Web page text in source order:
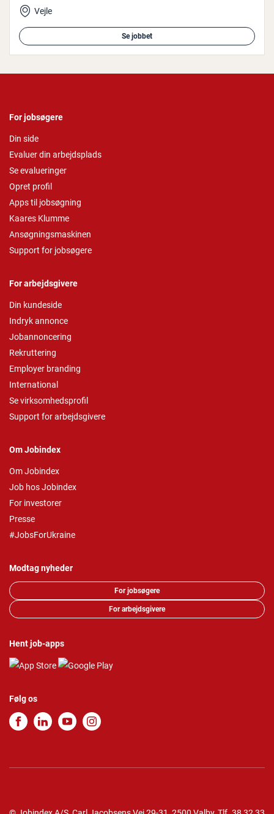
Vejle
Se jobbet
For jobsøgere
Din side
Evaluer din arbejdsplads
Se evalueringer
Opret profil
Apps til jobsøgning
Kaares Klumme
Ansøgningsmaskinen
Support for jobsøgere
For arbejdsgivere
Din kundeside
Indryk annonce
Jobannoncering
Rekruttering
Employer branding
International
Se virksomhedsprofil
Support for arbejdsgivere
Om Jobindex
Om Jobindex
Job hos Jobindex
For investorer
Presse
#JobsForUkraine
Modtag nyheder
For jobsøgere
For arbejdsgivere
Hent job-apps
Følg os